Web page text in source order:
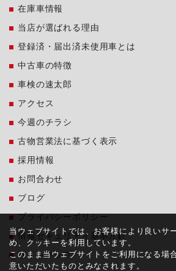
在庫車情報
当店が選ばれる理由
登録済・届出済未使用車とは
中古車の特徴
車検の速太郎
アクセス
今週のチラシ
古物営業法に基づく表示
採用情報
お問合わせ
ブログ
プライバシーポリシー
情報セキュリティ基本方針
サイトマップ
当ウェブサイトでは、お客様により良いサ
め、クッキーを利用しています。
このまま当ウェブサイトをご利用になる場
意いただいたものとみなされます。